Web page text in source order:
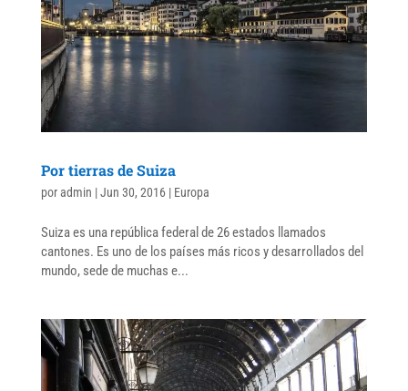
Por tierras de Suiza
poradmin |Jun 30, 2016| Europa
Suiza es una república federal de 26 estados llamados
cantones. Es uno de los países más ricos y desarrollados del
mundo, sede de muchas e...